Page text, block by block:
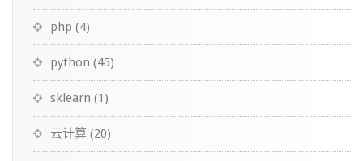
php (4)
python (45)
sklearn (1)
云计算 (20)